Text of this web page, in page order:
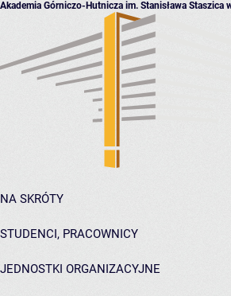
Akademia Górniczo-Hutnicza im. Stanisława Staszica
NA SKRÓTY
STUDENCI, PRACOWNICY
JEDNOSTKI ORGANIZACYJNE